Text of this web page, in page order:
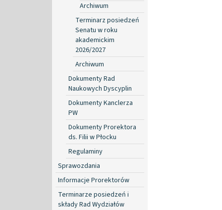
Archiwum
Terminarz posiedzeń
Senatu w roku
akademickim
2026/2027
Archiwum
Dokumenty Rad
Naukowych Dyscyplin
Dokumenty Kanclerza
PW
Dokumenty Prorektora
ds. Filii w Płocku
Regulaminy
Sprawozdania
Informacje Prorektorów
Terminarze posiedzeń i
składy Rad Wydziałów